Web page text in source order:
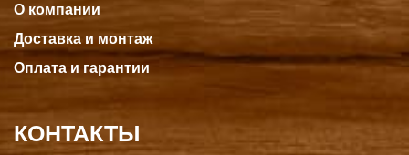
О компании
Доставка и монтаж
Оплата и гарантии
КОНТАКТЫ